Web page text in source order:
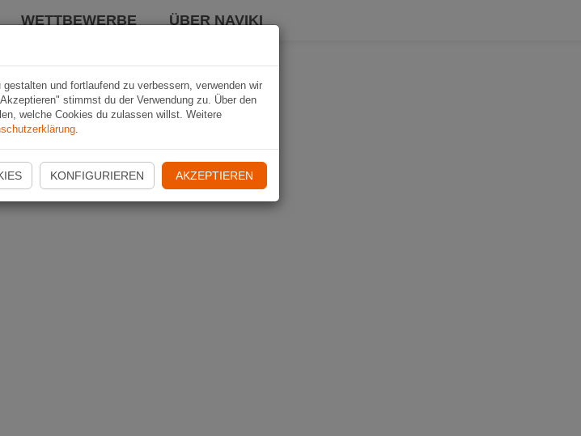
WETTBEWERBE ÜBER NAVIKI
und fortlaufend zu verbessern, verwenden wir
stimmst du der Verwendung zu. Über den
welche Cookies du zulassen willst. Weitere
.
KONFIGURIEREN AKZEPTIEREN